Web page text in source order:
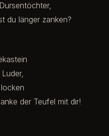
du länger zanken?
der Teufel mit dir!